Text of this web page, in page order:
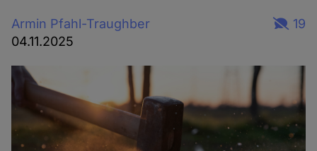
Armin Pfahl-Traughber
04.11.2025
19